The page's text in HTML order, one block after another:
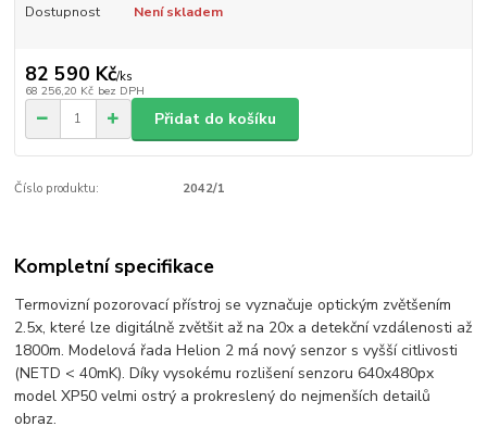
Dostupnost Není skladem
82 590 Kč/ks
68 256,20 Kč bez DPH
Přidat do košíku
Číslo produktu: 2042/1
Kompletní specifikace
Termovizní pozorovací přístroj se vyznačuje optickým zvětšením
2.5x, které lze digitálně zvětšit až na 20x a detekční vzdálenosti až
1800m. Modelová řada Helion 2 má nový senzor s vyšší citlivosti
(NETD < 40mK). Díky vysokému rozlišení senzoru 640x480px
model XP50 velmi ostrý a prokreslený do nejmenších detailů
obraz.